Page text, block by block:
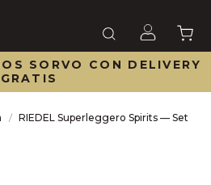
SORVO CON DELIVERY
GRATIS
RIEDEL Superleggero Spirits — Set